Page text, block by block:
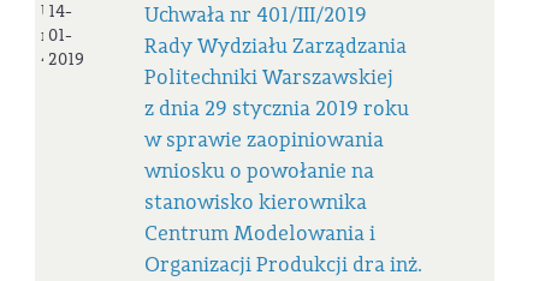
Uchwała
nr
401/III/2019
14-
01-
2019
Uchwała nr 401/III/2019
Rady Wydziału Zarządzania
Politechniki Warszawskiej
z dnia 29 stycznia 2019 roku
w sprawie zaopiniowania
wniosku o powołanie na
stanowisko kierownika
Centrum Modelowania i
Organizacji Produkcji dra inż.